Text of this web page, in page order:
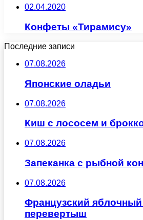
02.04.2020
Конфеты «Тирамису»
Последние записи
07.08.2026
Японские оладьи
07.08.2026
Киш с лососем и
07.08.2026
Запеканка с рыбной
07.08.2026
Французский яблочный
перевертыш